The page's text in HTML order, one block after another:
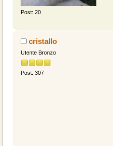
Post: 20
cristallo
Utente Bronzo
Post: 307